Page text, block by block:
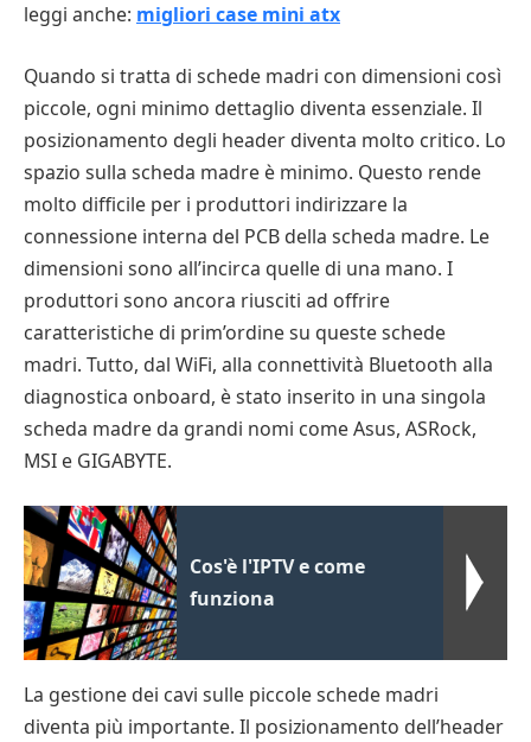
leggi anche: migliori case mini atx
Quando si tratta di schede madri con dimensioni così
piccole, ogni minimo dettaglio diventa essenziale. Il
posizionamento degli header diventa molto critico. Lo
spazio sulla scheda madre è minimo. Questo rende
molto difficile per i produttori indirizzare la
connessione interna del PCB della scheda madre. Le
dimensioni sono all’incirca quelle di una mano. I
produttori sono ancora riusciti ad offrire
caratteristiche di prim’ordine su queste schede
madri. Tutto, dal WiFi, alla connettività Bluetooth alla
diagnostica onboard, è stato inserito in una singola
scheda madre da grandi nomi come Asus, ASRock,
MSI e GIGABYTE.
Cos'è l'IPTV e come
funziona
La gestione dei cavi sulle piccole schede madri
diventa più importante. Il posizionamento dell’header